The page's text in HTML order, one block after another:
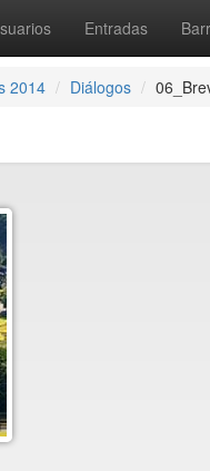
Entradas
2014 Diálogos